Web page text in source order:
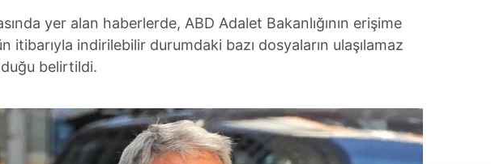
yer alan haberlerde, ABD Adalet Bakanlığının erişime
itibarıyla indirilebilir durumdaki bazı dosyaların ulaşılamaz
belirtildi.